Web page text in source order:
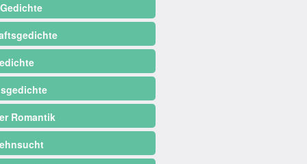
Romantik